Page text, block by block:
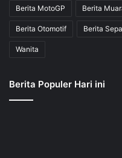
Berita MotoGP Berita
Berita Otomotif Berita
Wanita
Berita Populer Hari ini